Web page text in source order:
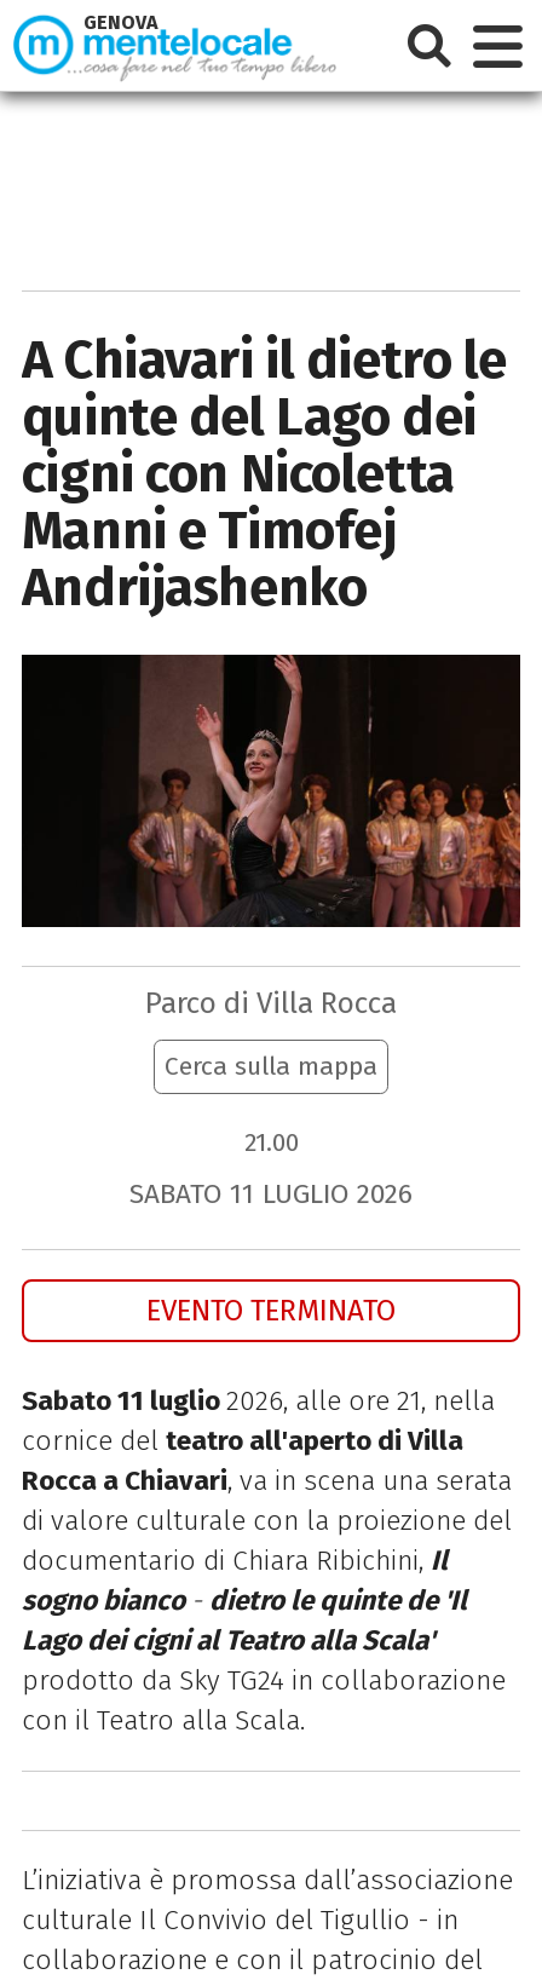
A Chiavari il dietro le
quinte del Lago dei
cigni con Nicoletta
Manni e Timofej
Andrijashenko
Parco di Villa Rocca
Cerca sulla mappa
21.00
SABATO 11 LUGLIO 2026
EVENTO TERMINATO
Sabato 11 luglio2026, alle ore 21, nella
cornice del teatro all'aperto di Villa
Rocca a Chiavari, va in scena una serata
di valore culturale con la proiezione del
documentario di Chiara Ribichini, Il
sogno bianco - dietro le quinte de 'Il
Lago dei cigni al Teatro alla Scala'
prodotto da Sky TG24 in collaborazione
con il Teatro alla Scala.
L’iniziativa è promossa dall’associazione
culturale Il Convivio del Tigullio - in
collaborazione e con il patrocinio del
GENOVA